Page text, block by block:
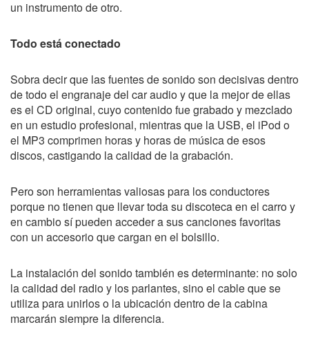
un instrumento de otro.
Todo está conectado
Sobra decir que las fuentes de sonido son decisivas dentro
de todo el engranaje del car audio y que la mejor de ellas
es el CD original, cuyo contenido fue grabado y mezclado
en un estudio profesional, mientras que la USB, el iPod o
el MP3 comprimen horas y horas de música de esos
discos, castigando la calidad de la grabación.
Pero son herramientas valiosas para los conductores
porque no tienen que llevar toda su discoteca en el carro y
en cambio sí pueden acceder a sus canciones favoritas
con un accesorio que cargan en el bolsillo.
La instalación del sonido también es determinante: no solo
la calidad del radio y los parlantes, sino el cable que se
utiliza para unirlos o la ubicación dentro de la cabina
marcarán siempre la diferencia.